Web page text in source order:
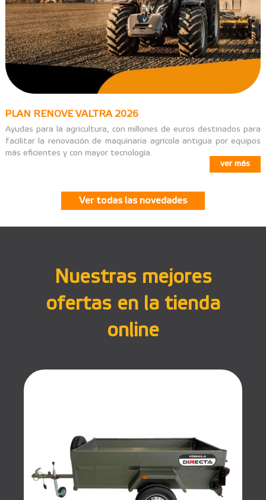
PLAN RENOVE VALTRA 2026
Ayudas para la agricultura, con millones de euros destinados para
facilitar la renovación de maquinaria agrícola antigua por equipos
más eficientes y con mayor tecnología.
ver más
Ver todas las novedades
Nuestras mejores
ofertas en la tienda
online